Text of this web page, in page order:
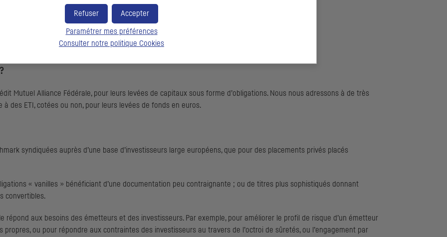
DE LA VIDÉO
Mutuel Alliance Fédérale, pour leurs levées de capitaux sous forme d’obligations. Nous nous adressons à de très
à des ETI , cotées ou non, pour leurs levées de fonds en euros.
syndiquées auprès d’une base d’investisseurs large européens, que pour des placements privés placés
« vanilles » bénéficiant d’une documentation peu contraignante ; ou de titres plus sophistiqués donnant
convertibles.
répond aux besoins des émetteurs et des investisseurs. Par exemple, pour améliorer le profil de risque d’un émetteur
ou pour répondre aux contraintes des investisseurs au travers de l’octroi de sûretés, ou l’engagement par
Accepter
Refuser
Paramétrer mes préférences
Consulter notre politique Cookies